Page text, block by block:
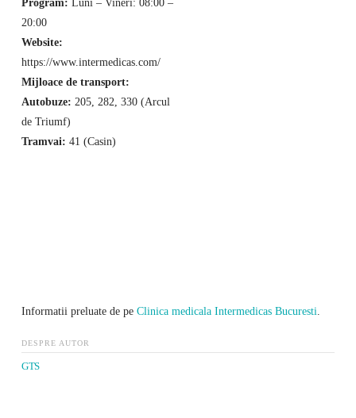
Program: Luni – Vineri: 08:00 –
20:00
Website:
https://www.intermedicas.com/
Mijloace de transport:
Autobuze: 205, 282, 330 (Arcul
de Triumf)
Tramvai: 41 (Casin)
Informatii preluate de pe Clinica medicala Intermedicas Bucuresti.
DESPRE AUTOR
GTS